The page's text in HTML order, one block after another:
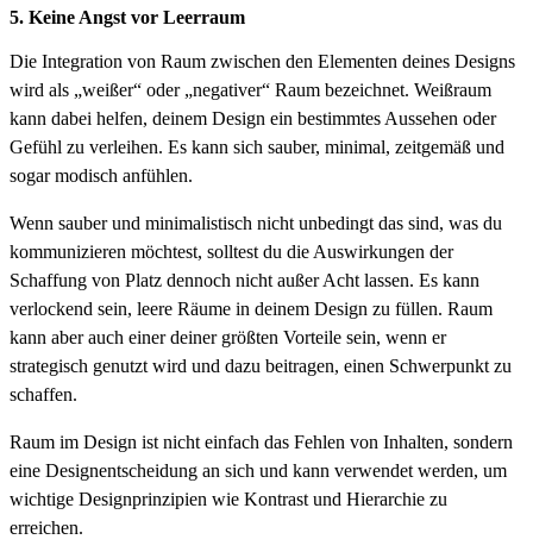
5. Keine Angst vor Leerraum
Die Integration von Raum zwischen den Elementen deines Designs
wird als „weißer“ oder „negativer“ Raum bezeichnet. Weißraum
kann dabei helfen, deinem Design ein bestimmtes Aussehen oder
Gefühl zu verleihen. Es kann sich sauber, minimal, zeitgemäß und
sogar modisch anfühlen.
Wenn sauber und minimalistisch nicht unbedingt das sind, was du
kommunizieren möchtest, solltest du die Auswirkungen der
Schaffung von Platz dennoch nicht außer Acht lassen. Es kann
verlockend sein, leere Räume in deinem Design zu füllen. Raum
kann aber auch einer deiner größten Vorteile sein, wenn er
strategisch genutzt wird und dazu beitragen, einen Schwerpunkt zu
schaffen.
Raum im Design ist nicht einfach das Fehlen von Inhalten, sondern
eine Designentscheidung an sich und kann verwendet werden, um
wichtige Designprinzipien wie Kontrast und Hierarchie zu
erreichen.